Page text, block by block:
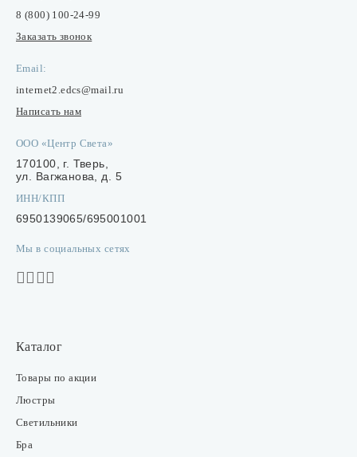
8 (800) 100-24-99
Заказать звонок
Email:
internet2.edcs@mail.ru
Написать нам
ООО «Центр Света»
170100, г. Тверь,
ул. Вагжанова, д. 5
ИНН/КПП
6950139065/695001001
Мы в социальных сетях
Каталог
Товары по акции
Люстры
Светильники
Бра